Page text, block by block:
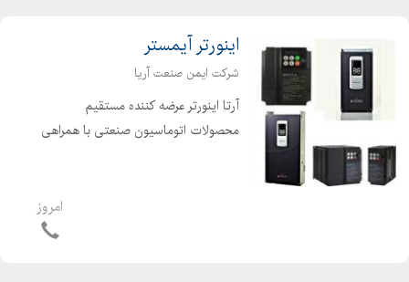
اینورتر آیمستر
شرکت ایمن صنعت آریا
آرتا اینورتر عرضه کننده مستقیم
محصولات اتوماسیون صنعتی با همراهی
سنگین به ترتیب U1 ,C1, A1, E1 تولید
امروز